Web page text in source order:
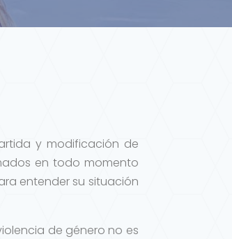
y modificación de
en todo momento
entender su situación
de género no es